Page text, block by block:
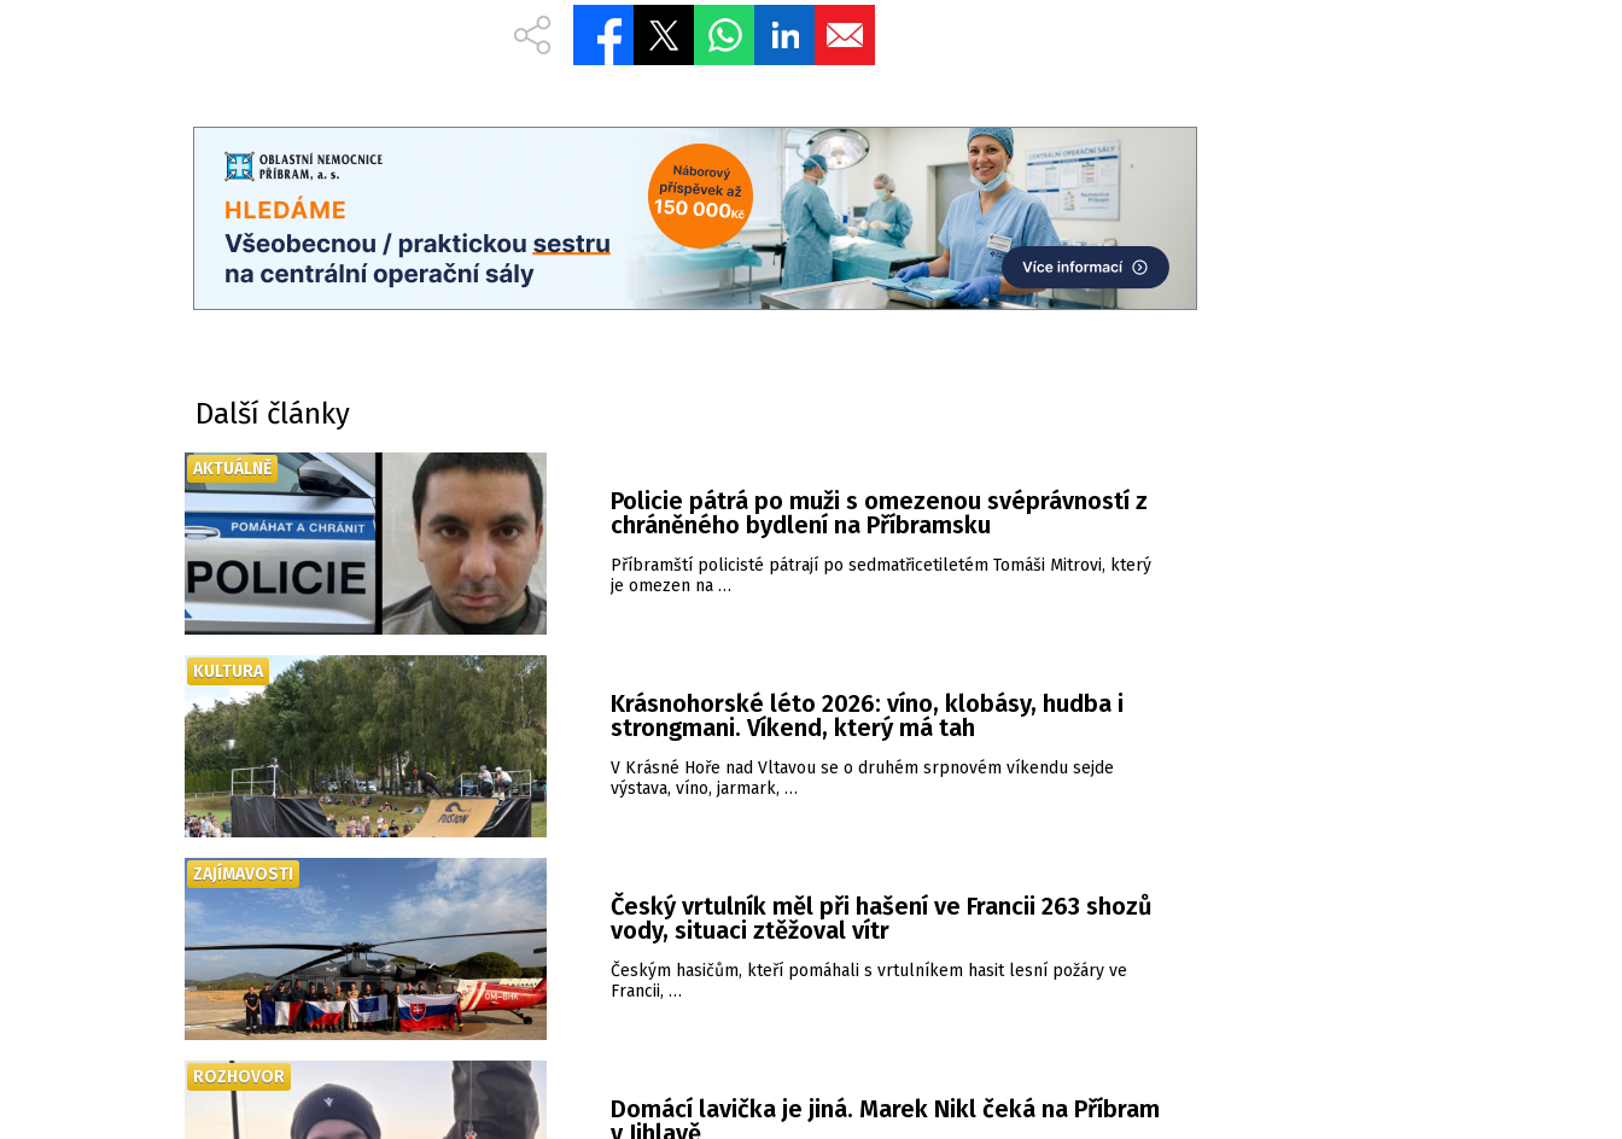
Další články
Policie pátrá po muži s omezenou svéprávností z
chráněného bydlení na Příbramsku
Příbramští policisté pátrají po sedmatřicetiletém Tomáši Mitrovi, který
je omezen na …
AKTUÁLNĚ
Krásnohorské léto 2026: víno, klobásy, hudba i
strongmani. Víkend, který má tah
V Krásné Hoře nad Vltavou se o druhém srpnovém víkendu sejde
výstava, víno, jarmark, …
KULTURA
Český vrtulník měl při hašení ve Francii 263 shozů
vody, situaci ztěžoval vítr
Českým hasičům, kteří pomáhali s vrtulníkem hasit lesní požáry ve
Francii, …
ZAJÍMAVOSTI
Domácí lavička je jiná. Marek Nikl čeká na Příbram
v Jihlavě
ROZHOVOR